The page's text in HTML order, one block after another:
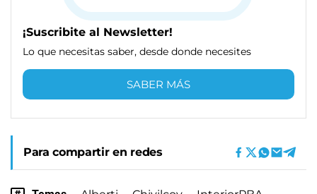
¡Suscribite al Newsletter!
Lo que necesitas saber, desde donde necesites
SABER MÁS
Para compartir en redes